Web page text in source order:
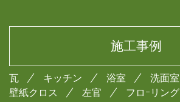
施工事例
瓦 キッチン 浴室 洗面室
壁紙クロス
左官
フロｰリング